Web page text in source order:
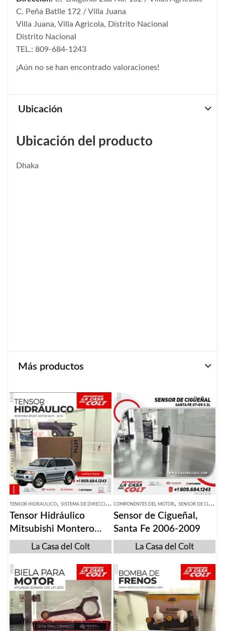
C. Peña Batlle 172 / Villa Juana
Villa Juana, Villa Agricola, Distrito Nacional
Distrito Nacional
TEL.: 809-684-1243
¡Aún no se han encontrado valoraciones!
Ubicación
Ubicación del producto
Dhaka
Más productos
TENSOR HIDRAULICO, SISTEMA DE DIRECCION
Tensor Hidráulico
Mitsubishi Montero
Sport 2000La Casa del Colt
COMPONENTES DEL MOTOR, SENSOR DE CIGUEÑAL
Sensor de Cigueñal,
Santa Fe 2006-2009
La Casa del Colt